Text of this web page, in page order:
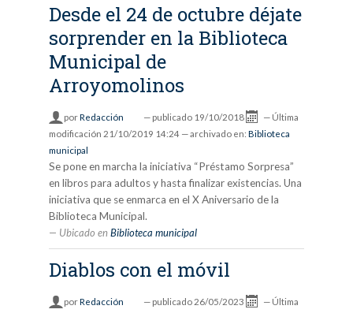
Desde el 24 de octubre déjate
sorprender en la Biblioteca
Municipal de
Arroyomolinos
porRedacción — publicado 19/10/2018 — Última
modificación 21/10/2019 14:24 — archivado en: Biblioteca
municipal
Se pone en marcha la iniciativa “Préstamo Sorpresa”
en libros para adultos y hasta finalizar existencias. Una
iniciativa que se enmarca en el X Aniversario de la
Biblioteca Municipal.
Ubicado en Biblioteca municipal
Diablos con el móvil
porRedacción — publicado 26/05/2023 — Última